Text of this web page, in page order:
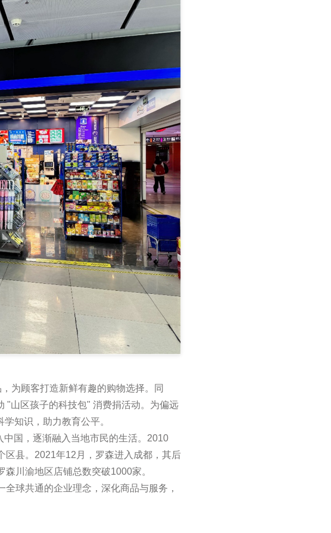
为顾客打造新鲜有趣的购物选择。同
"山区孩子的科技包" 消费捐活动。为偏远
知识，助力教育公平。
国，逐渐融入当地市民的生活。2010
区县。2021年12月，罗森进入成都，其后
川渝地区店铺总数突破1000家。
球共通的企业理念，深化商品与服务，